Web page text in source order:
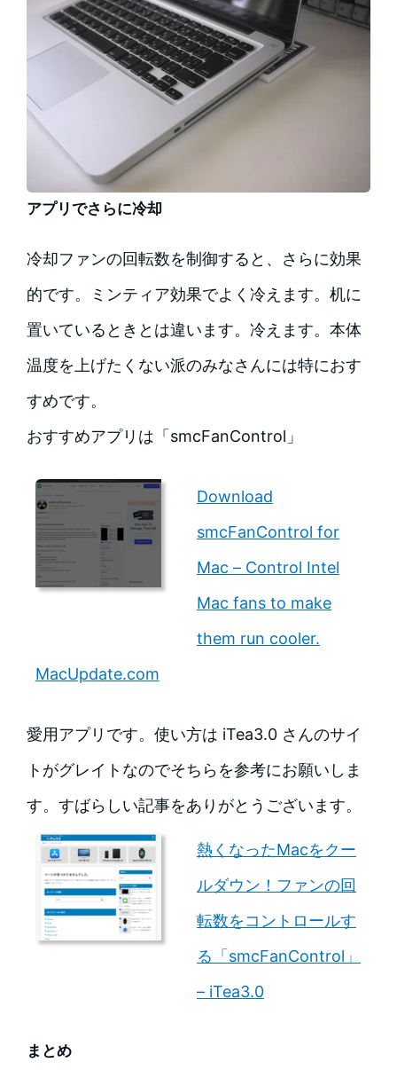
アプリでさらに冷却
冷却ファンの回転数を制御すると、さらに効果
的です。ミンティア効果でよく冷えます。机に
置いているときとは違います。冷えます。本体
温度を上げたくない派のみなさんには特におす
すめです。
おすすめアプリは「smcFanControl」
Download
smcFanControl for
Mac – Control Intel
Mac fans to make
them run cooler.
MacUpdate.com
愛用アプリです。使い方は iTea3.0 さんのサイ
トがグレイトなのでそちらを参考にお願いしま
す。すばらしい記事をありがとうございます。
熱くなったMacをクー
ルダウン！ファンの回
転数をコントロールす
る「smcFanControl」
– iTea3.0
まとめ